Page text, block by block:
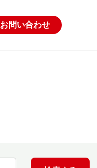
お問い合わせ